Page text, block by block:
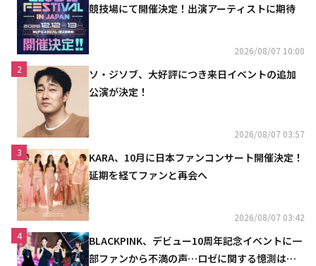
競技場にて開催決定！出演アーティストに期待
2026/08/07 10:00
2
ソ・ジソブ、大好評につき来日イベントの追加
公演が決定！
2026/08/07 03:57
3
KARA、10月に日本ファンコンサート開催決定！
延期を経てファンと再会へ
2026/08/07 03:42
4
BLACKPINK、デビュー10周年記念イベントに一
部ファンから不満の声…ロゼに関する憶測は否